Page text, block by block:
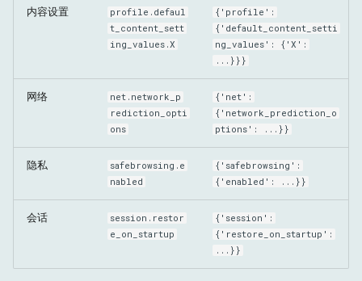
内容设置
profile.defaul
t_content_sett
ing_values.X
{'profile':
{'default_content_setti
ng_values': {'X':
...}}}
网络
net.network_p
rediction_opti
ons
{'net':
{'network_prediction_o
ptions': ...}}
隐私
safebrowsing.e
nabled
{'safebrowsing':
{'enabled': ...}}
会话
session.restor
e_on_startup
{'session':
{'restore_on_startup':
...}}